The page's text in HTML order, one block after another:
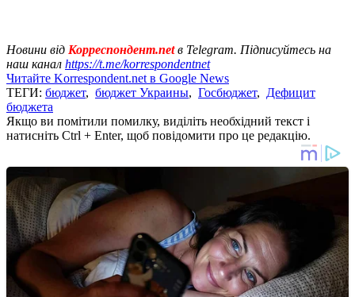
Новини від Корреспондент.netв Telegram. Підписуйтесь на
наш канал https://t.me/korrespondentnet
Читайте Korrespondent.net в Google News
ТЕГИ: бюджет, бюджет Украины, Госбюджет, Дефицит
бюджета
Якщо ви помітили помилку, виділіть необхідний текст і
натисніть Ctrl + Enter, щоб повідомити про це редакцію.